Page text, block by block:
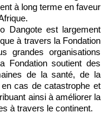
à long terme en faveur
Dangote est largement
à travers la Fondation
grandes organisations
Fondation soutient des
de la santé, de la
cas de catastrophe et
ainsi à améliorer la
à travers le continent.